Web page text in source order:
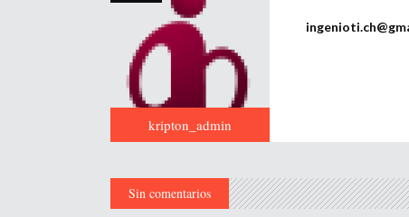
kripton_admin
Sin comentarios